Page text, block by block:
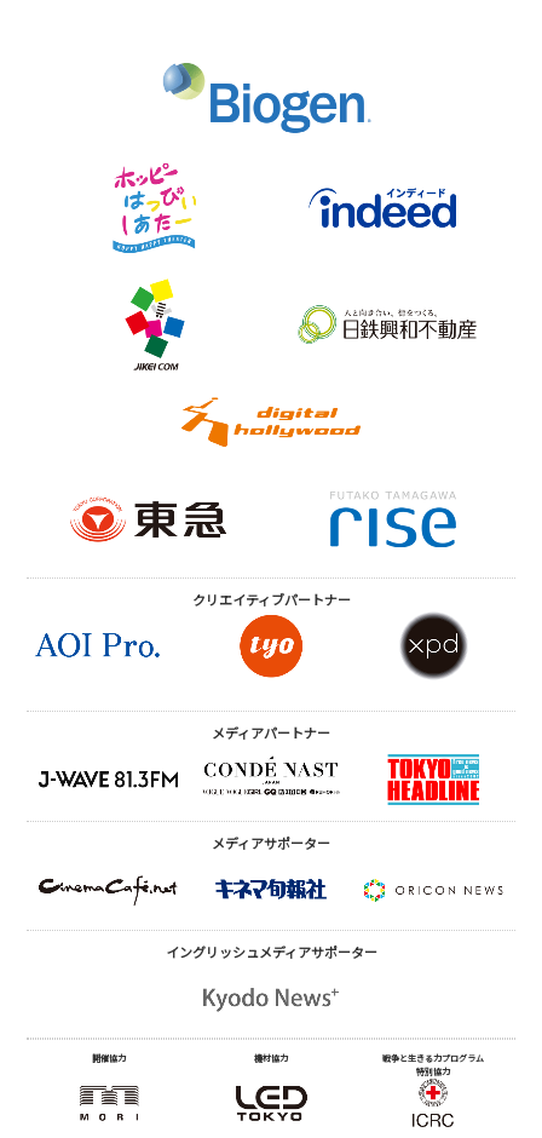
クリエイティブパートナー
メディアパートナー
メディアサポーター
イングリッシュメディアサポーター
開催協力 機材協力
戦争と生きる力プログラム
特別協力